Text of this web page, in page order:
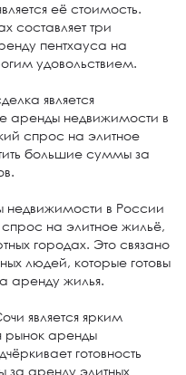
её стоимость.
составляет три
пентхауса на
удовольствием.
является
аренды недвижимости в
спрос на элитное
большие суммы за
недвижимости в России
спрос на элитное жильё,
городах. Это связано
людей, которые готовы
аренду жилья.
является ярким
рынок аренды
готовность
за аренду элитных